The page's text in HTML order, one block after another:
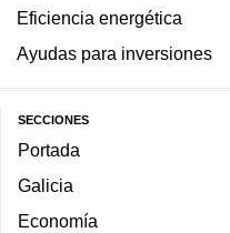
Eficiencia energética
Ayudas para inversiones
SECCIONES
Portada
Galicia
Economía